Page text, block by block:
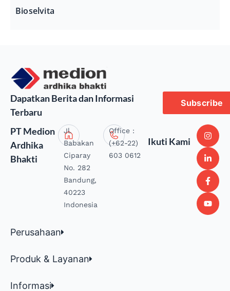
Bioselvita
Dapatkan Berita dan Informasi
Terbaru
Subscribe
PT Medion
Ardhika
Bhakti
Jl.
Babakan
Ciparay
No. 282
Bandung,
40223
Indonesia
Office :
(+62-22)
603 0612
Ikuti Kami
Perusahaan
Produk & Layanan
Informasi